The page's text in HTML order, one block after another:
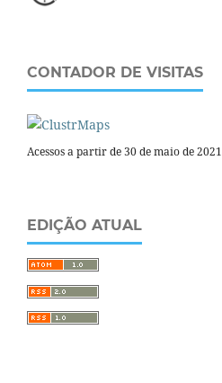
CONTADOR DE VISITAS
Acessos a partir de 30 de maio de 2021
EDIÇÃO ATUAL